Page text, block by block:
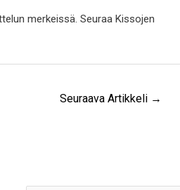
merkeissä. Seuraa Kissojen
Seuraava Artikkeli →